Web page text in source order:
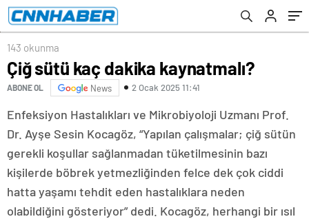
143 okunma
Çiğ sütü kaç dakika kaynatmalı?
ABONE OL News 2 Ocak 2025 11:41
Enfeksiyon Hastalıkları ve Mikrobiyoloji Uzmanı Prof.
Dr. Ayşe Sesin Kocagöz, “Yapılan çalışmalar; çiğ sütün
gerekli koşullar sağlanmadan tüketilmesinin bazı
kişilerde böbrek yetmezliğinden felce dek çok ciddi
hatta yaşamı tehdit eden hastalıklara neden
olabildiğini gösteriyor” dedi. Kocagöz, herhangi bir ısıl